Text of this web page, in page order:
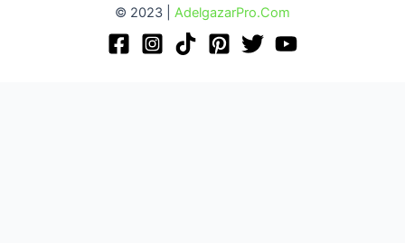
© 2023 | AdelgazarPro.Com